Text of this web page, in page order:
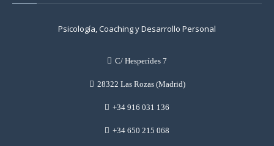
Psicología, Coaching y Desarrollo Personal
C/ Hesperídes 7
28322 Las Rozas (Madrid)
+34 916 031 136
+34 650 215 068